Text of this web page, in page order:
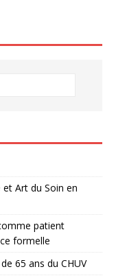
Art du Soin en
patient
formelle
65 ans du CHUV